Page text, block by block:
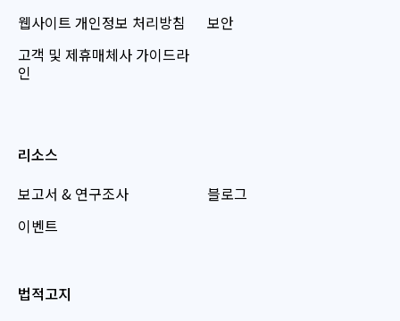
웹사이트 개인정보 처리방침
고객 및 제휴매체사 가이드라
인
보안
리소스
보고서 & 연구조사
이벤트
블로그
법적고지